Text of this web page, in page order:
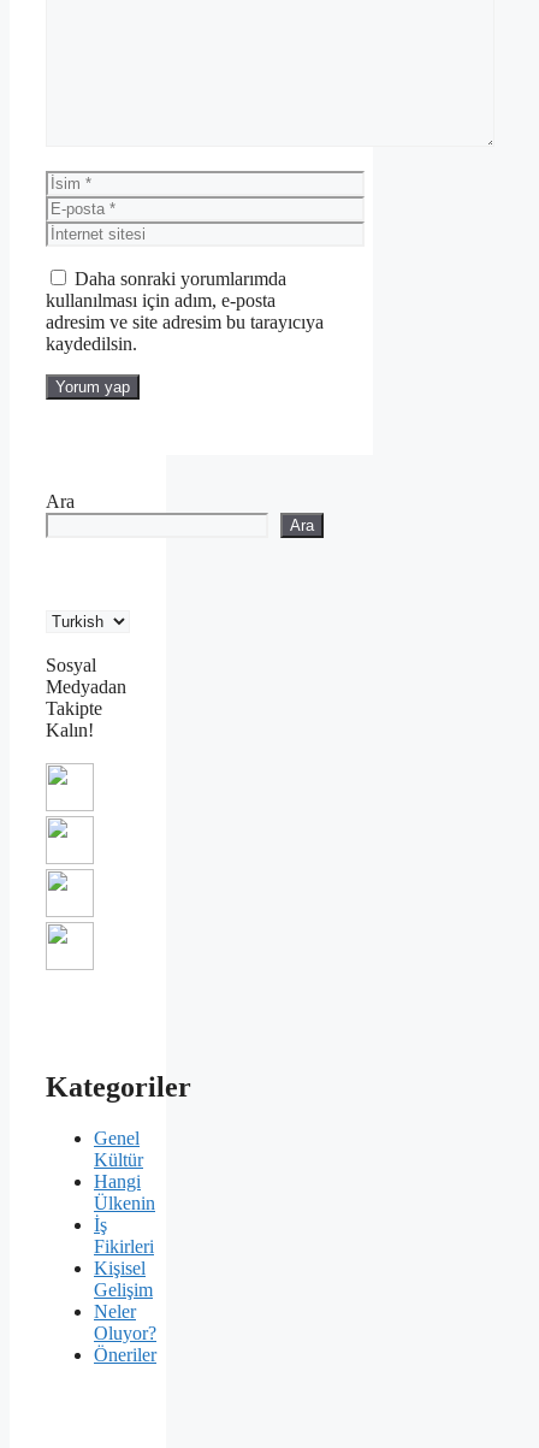
İsim
E-
posta
İnternet
sitesi
Daha sonraki yorumlarımda
kullanılması için adım, e-posta
adresim ve site adresim bu tarayıcıya
kaydedilsin.
Ara
Ara
Sosyal
Medyadan
Takipte
Kalın!
Kategoriler
Genel
Kültür
Hangi
Ülkenin
İş
Fikirleri
Kişisel
Gelişim
Neler
Oluyor?
Öneriler